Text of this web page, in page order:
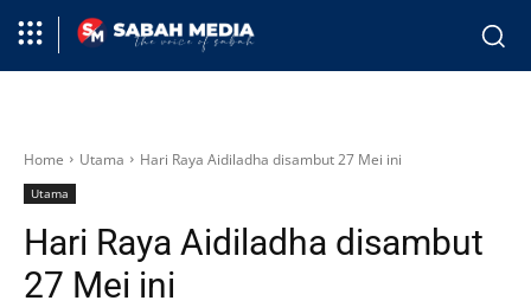
Home Utama Hari Raya Aidiladha disambut 27 Mei ini
Utama
Hari Raya Aidiladha disambut
27 Mei ini